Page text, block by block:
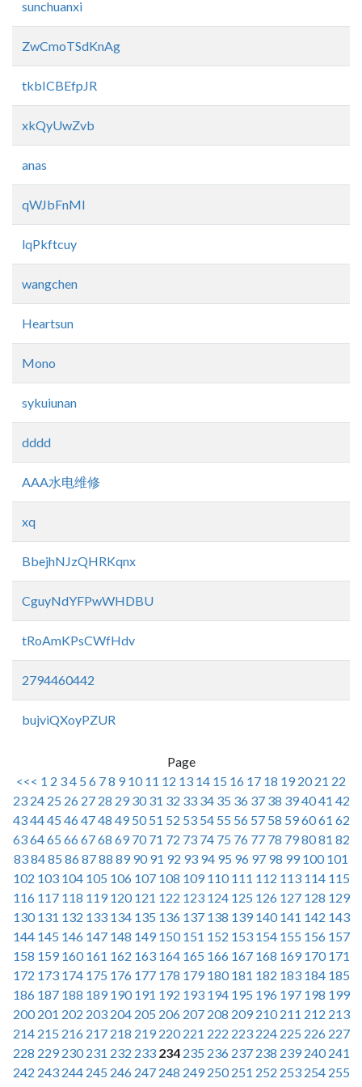
sunchuanxi
ZwCmoTSdKnAg
tkbICBEfpJR
xkQyUwZvb
anas
qWJbFnMl
lqPkftcuy
wangchen
Heartsun
Mono
sykuiunan
dddd
AAA水电维修
xq
BbejhNJzQHRKqnx
CguyNdYFPwWHDBU
tRoAmKPsCWfHdv
2794460442
bujviQXoyPZUR
Page
<<< 1 2 34 5 6 78 9 10 11 12 13 14 15 16 17 18 19 20 21 22
23 24 25 26 27 28 29 30 31 32 33 34 35 36 37 38 394041 42
434445 464748 49 50 51 52 53 54 55 56 57 58 596061 62
636465 666768 69 70 71 72 73 74 75 76 77 78 798081 82
838485 868788 89 90 91 92 93 94 95 96 97 98 99 100 101
102 103 104 105 106 107 108 109 110 111 112 113 114 115
116 117 118 119 120 121 122 123 124 125 126 127 128 129
130 131 132 133 134 135 136 137 138 139 140 141 142 143
144 145 146 147 148 149 150 151 152 153 154 155 156 157
158 159 160 161 162 163 164 165 166 167 168 169 170 171
172 173 174 175 176 177 178 179 180 181 182 183 184 185
186 187 188 189 190 191 192 193 194 195 196 197 198 199
200 201 202 203 204 205 206 207 208 209 210 211 212 213
214 215 216 217 218 219 220 221 222 223 224 225 226 227
228 229 230 231 232 233 234 235 236 237 238 239 240 241
242 243 244 245 246 247 248 249 250 251 252 253 254 255